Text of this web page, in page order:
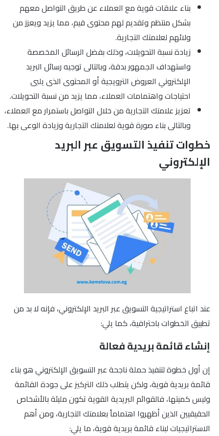
بناء علاقات قوية مع العملاء عن طريق التواصل معهم
بشكل منتظم وتقديم لهم محتوى قيم، مما يزيد ويعزز من
ولائهم لعلامتك التجارية.
زيادة نسبة التحويلات، وذلك بفضل الرسائل المخصصة
واستهداف الجمهور بدقة، وبالتالى توجيه رسائل البريد
الإلكتروني العروض الترويجية أو المحتوى الذى يلبى
احتياجات واهتمامات العملاء، مما يزيد من نسبة التحويلات.
تعزيز علامتك التجارية من خلال التواصل باستمرار مع العملاء،
وبالتالى بناء صورة قوية لعلامتك التجارية وزيادة الوعى بها.
خطوات تنفيذ التسويق عبر البريد
الإلكتروني
عند اتباع استراتيجية التسويق عبر البريد الإلكتروني، فإنه لا بد من
تطبيق الخطوات باحترافية، كما يلي:
إنشاء قائمة بريدية فعالة
إن أول خطوة لتنفيذ حملة ناجحة عبر التسويق الإلكتروني هو بناء
قائمة بريدية قوية، ولكن يتطلب ذلك التركيز على جودة القائمة
وليس كميتها، فالقوائم البريدية القوية تكون مليئة بالأشخاص
الحقيقيين الذين أظهروا اهتماماً بعلامتك التجارية، ومن أهم
الاستراتيجيات لبناء قائمة بريدية قوية، ما يلي: